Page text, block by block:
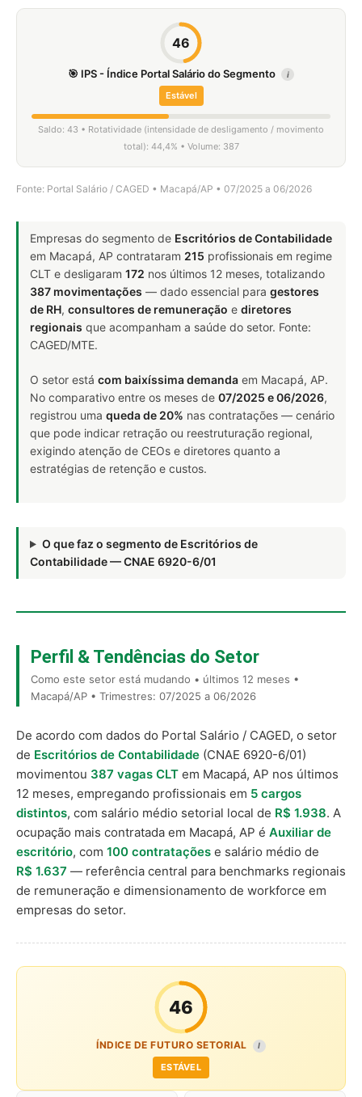
46
🎯 IPS - Índice Portal Salário do Segmento i
Estável
Saldo: 43 • Rotatividade (intensidade de desligamento / movimento
total): 44,4% • Volume: 387
Fonte: Portal Salário / CAGED • Macapá/AP • 07/2025 a 06/2026
Empresas do segmento de Escritórios de Contabilidade
em Macapá, AP contrataram 215 profissionais em regime
CLT e desligaram 172 nos últimos 12 meses, totalizando
387 movimentações — dado essencial para gestores
de RH, consultores de remuneração e diretores
regionais que acompanham a saúde do setor. Fonte:
CAGED/MTE.
O setor está com baixíssima demanda em Macapá, AP.
No comparativo entre os meses de 07/2025 e 06/2026,
registrou uma queda de 20% nas contratações — cenário
que pode indicar retração ou reestruturação regional,
exigindo atenção de CEOs e diretores quanto a
estratégias de retenção e custos.
O que faz o segmento de Escritórios de
Contabilidade — CNAE 6920-6/01
Perfil & Tendências do Setor
Como este setor está mudando • últimos 12 meses •
Macapá/AP • Trimestres: 07/2025 a 06/2026
De acordo com dados do Portal Salário / CAGED, o setor
de Escritórios de Contabilidade (CNAE 6920-6/01)
movimentou 387 vagas CLT em Macapá, AP nos últimos
12 meses, empregando profissionais em 5 cargos
distintos, com salário médio setorial local de R$ 1.938. A
ocupação mais contratada em Macapá, AP é Auxiliar de
escritório, com 100 contratações e salário médio de
R$ 1.637 — referência central para benchmarks regionais
de remuneração e dimensionamento de workforce em
empresas do setor.
46
ÍNDICE DE FUTURO SETORIAL I
ESTÁVEL